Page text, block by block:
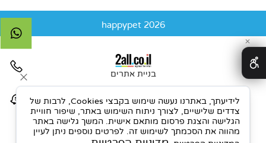
happypet 2026
בניית אתרים
✕
לידיעתך, באתרנו נעשה שימוש בקבצי Cookies, לרבות של
צדדים שלישיים, לצורך ניתוח השימוש באתר, שיפור חוויית
הגלישה והצגת פרסום מותאם אישית. המשך גלישה באתר
מהווה את הסכמתך לשימוש זה. לפרטים נוספים ניתן לעיין